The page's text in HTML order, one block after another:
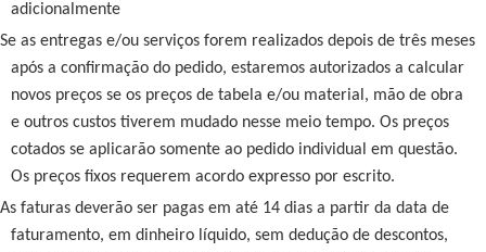
adicionalmente
Se as entregas e/ou serviços forem realizados depois de três meses
após a confirmação do pedido, estaremos autorizados a calcular
novos preços se os preços de tabela e/ou material, mão de obra
e outros custos tiverem mudado nesse meio tempo. Os preços
cotados se aplicarão somente ao pedido individual em questão.
Os preços fixos requerem acordo expresso por escrito.
As faturas deverão ser pagas em até 14 dias a partir da data de
faturamento, em dinheiro líquido, sem dedução de descontos,